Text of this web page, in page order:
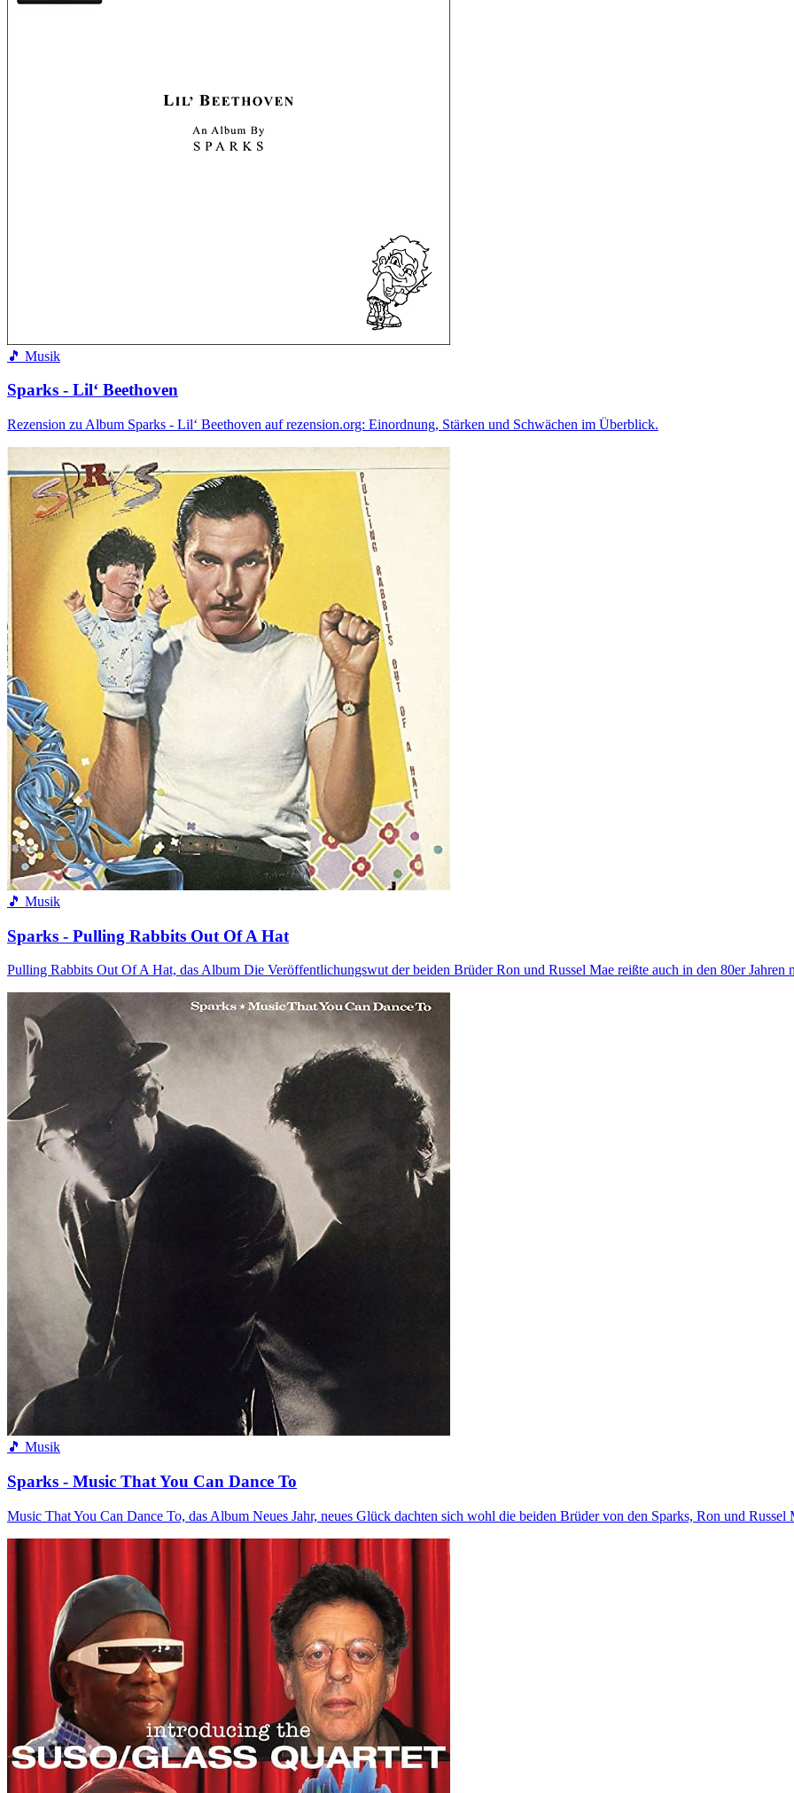
🎵 Musik
Sparks - Lil‘ Beethoven
Rezension zu Album Sparks - Lil‘ Beethoven auf rezension.org: Einordnung, Stärken und Schwächen im Überblick.
🎵 Musik
Sparks - Pulling Rabbits Out Of A Hat
Pulling Rabbits Out Of A Hat, das Album Die Veröffentlichungswut der beiden Brüder Ron und Russel Mae reißte auch in den 80er Jahren
🎵 Musik
Sparks - Music That You Can Dance To
Music That You Can Dance To, das Album Neues Jahr, neues Glück dachten sich wohl die beiden Brüder von den Sparks, Ron und Russel